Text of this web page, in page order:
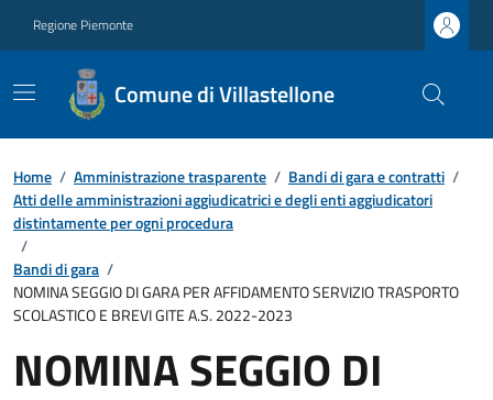
Regione Piemonte
Comune di Villastellone
Home / Amministrazione trasparente / Bandi di gara e contratti /
Atti delle amministrazioni aggiudicatrici e degli enti aggiudicatori
distintamente per ogni procedura
/
Bandi di gara /
NOMINA SEGGIO DI GARA PER AFFIDAMENTO SERVIZIO TRASPORTO
SCOLASTICO E BREVI GITE A.S. 2022-2023
NOMINA SEGGIO DI